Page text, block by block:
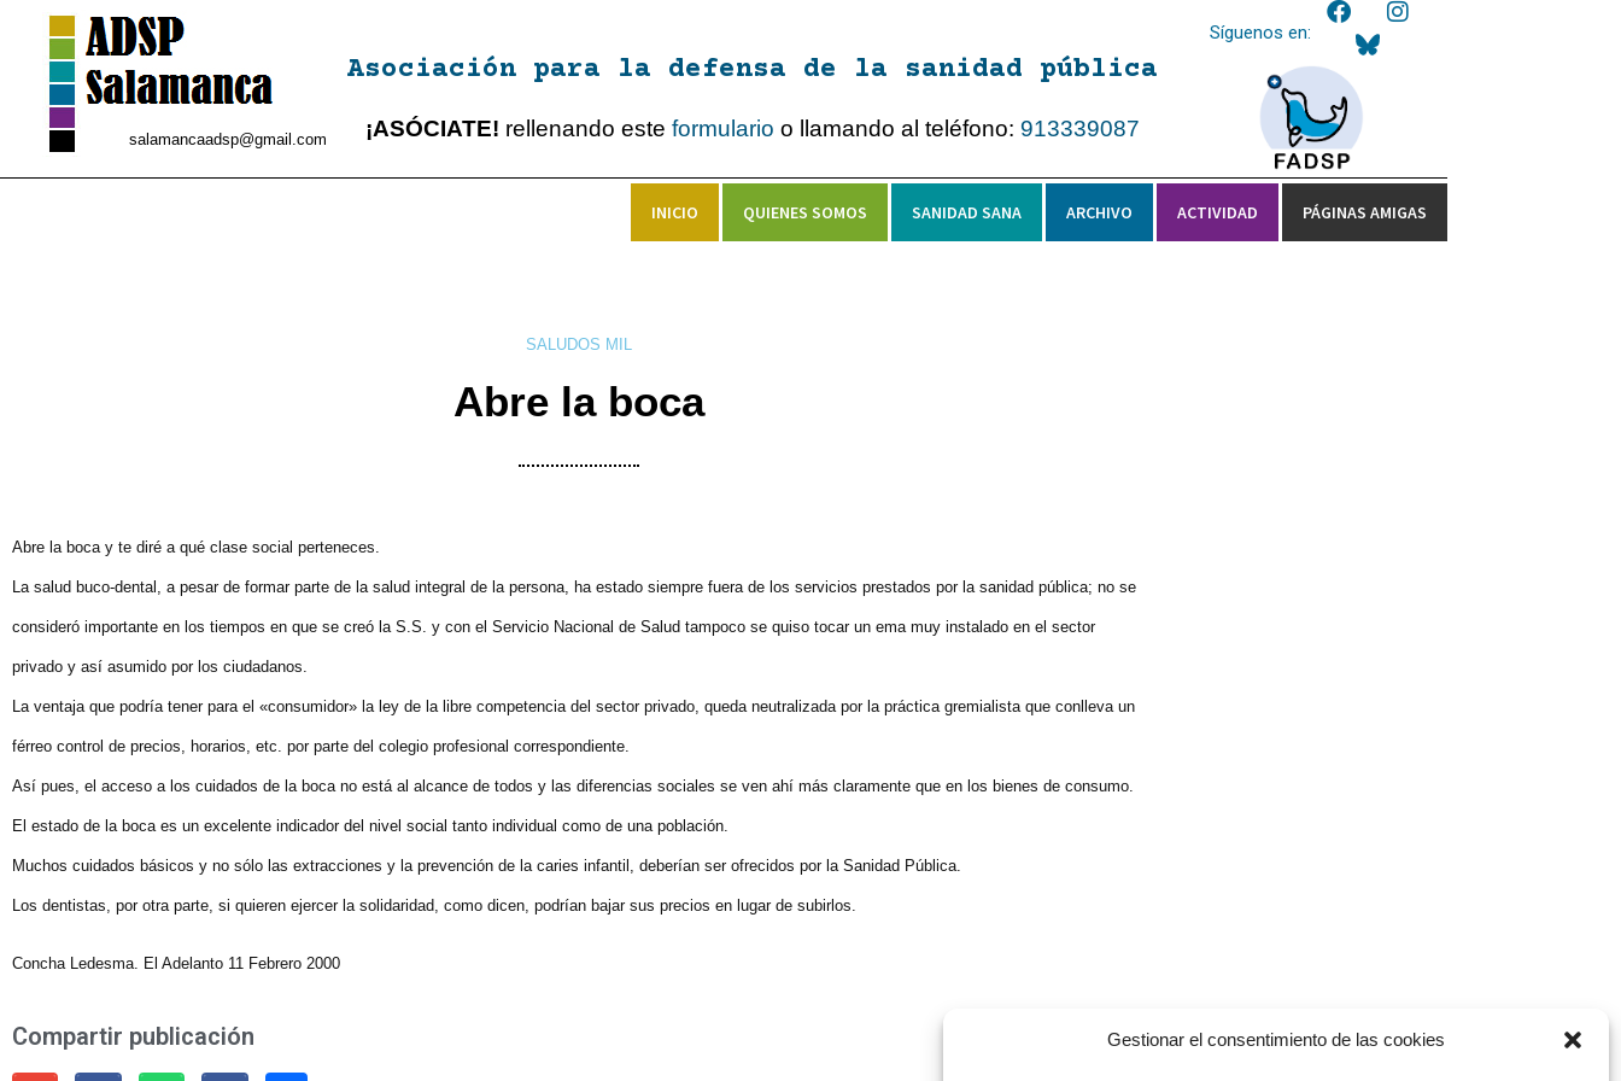
Gestionar el consentimiento de las cookies
salamancaadsp@gmail.com
Asociación para la defensa de la sanidad pública
¡ASÓCIATE! rellenando esteformulario o llamando al teléfono: 913339087
Síguenos en:
INICIO QUIENES SOMOS SANIDAD SANA ARCHIVO ACTIVIDAD PÁGINAS AMIGAS
SALUDOS MIL
Abre la boca
Abre la boca y te diré a qué clase social perteneces.
La salud buco-dental, a pesar de formar parte de la salud integral de la persona, ha estado siempre fuera de los servicios prestados por la sanidad pública; no se
consideró importante en los tiempos en que se creó la S.S. y con el Servicio Nacional de Salud tampoco se quiso tocar un ema muy instalado en el sector
privado y así asumido por los ciudadanos.
La ventaja que podría tener para el «consumidor» la ley de la libre competencia del sector privado, queda neutralizada por la práctica gremialista que conlleva un
férreo control de precios, horarios, etc. por parte del colegio profesional correspondiente.
Así pues, el acceso a los cuidados de la boca no está al alcance de todos y las diferencias sociales se ven ahí más claramente que en los bienes de consumo.
El estado de la boca es un excelente indicador del nivel social tanto individual como de una población.
Muchos cuidados básicos y no sólo las extracciones y la prevención de la caries infantil, deberían ser ofrecidos por la Sanidad Pública.
Los dentistas, por otra parte, si quieren ejercer la solidaridad, como dicen, podrían bajar sus precios en lugar de subirlos.
Concha Ledesma. El Adelanto 11 Febrero 2000
Compartir publicación